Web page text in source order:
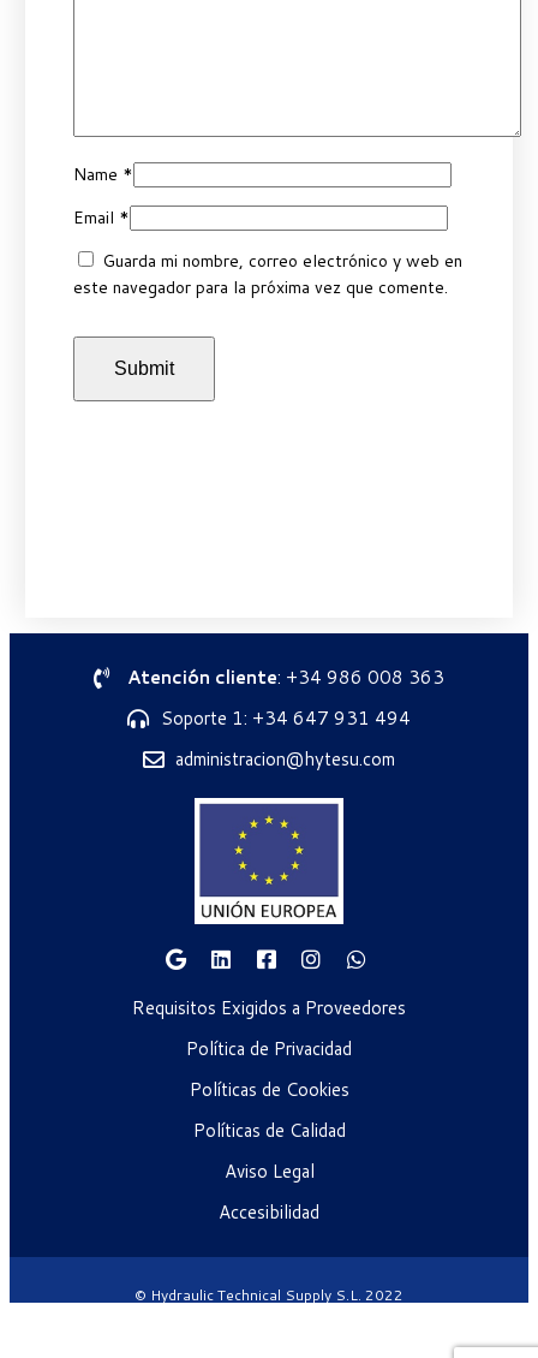
Name *
Email *
Guarda mi nombre, correo electrónico y web en
este navegador para la próxima vez que comente.
Atención cliente: +34 986 008 363
Soporte 1: +34 647 931 494
administracion@hytesu.com
Requisitos Exigidos a Proveedores
Política de Privacidad
Políticas de Cookies
Políticas de Calidad
Aviso Legal
Accesibilidad
© Hydraulic Technical Supply S.L. 2022